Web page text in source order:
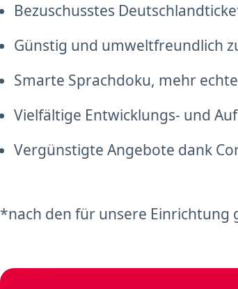
Bezuschusstes
Günstig und umweltfreundlich
Smarte Sprachdoku, mehr
Vielfältige Entwicklungs- und
Vergünstigte Angebote dank
*nach den für unsere Einrichtung